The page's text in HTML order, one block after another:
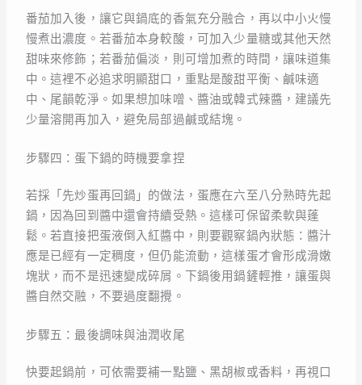
番茄加入後，讓它與鍋底的香氣充分融合，再以中小火慢
慢煮出濃度。若番茄本身較酸，可加入少量糖或其他天然
甜味來修飾；若番茄偏淡，則可增加煮的時間，讓味道集
中。這裡不必追求明顯甜口，重點是酸甜平衡、鹹味適
中、尾韻乾淨。如果想加味噌、醬油或韓式辣醬，建議先
少量溶開再加入，避免局部過鹹或結塊。
步驟四：蛋下鍋的時機要拿捏
若採「先炒蛋再回鍋」的做法，蛋應在六至八分熟時先起
鍋，因為回到醬中還會持續受熱。這樣可保留柔軟與蓬
鬆。若直接把蛋液倒入紅醬中，則要觀察鍋內狀態：醬汁
應是已經有一定稠度，但仍能流動，這樣蛋才會形成滑嫩
塊狀，而不是迅速變成碎屑。下鍋後用鍋鏟輕推，讓蛋與
醬自然交融，不要過度翻攪。
步驟五：最後調味與油潤收尾
快要起鍋前，可依需要補一點鹽、黑胡椒或香料，再視口